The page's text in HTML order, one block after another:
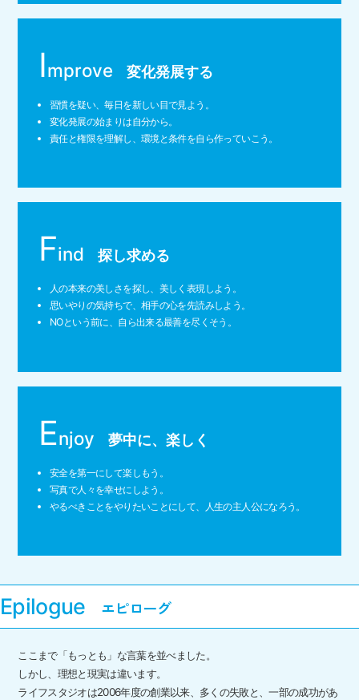
Improve 変化発展する
習慣を疑い、毎日を新しい目で見よう。
変化発展の始まりは自分から。
責任と権限を理解し、環境と条件を自ら作っていこう。
Find 探し求める
人の本来の美しさを探し、美しく表現しよう。
思いやりの気持ちで、相手の心を先読みしよう。
NOという前に、自ら出来る最善を尽くそう。
Enjoy 夢中に、楽しく
安全を第一にして楽しもう。
写真で人々を幸せにしよう。
やるべきことをやりたいことにして、人生の主人公になろう。
Epilogue
ここまで「もっとも」な言葉を並べました。
しかし、理想と現実は違います。
ライフスタジオは2006年度の創業以来、多くの失敗と、一部の成功があ